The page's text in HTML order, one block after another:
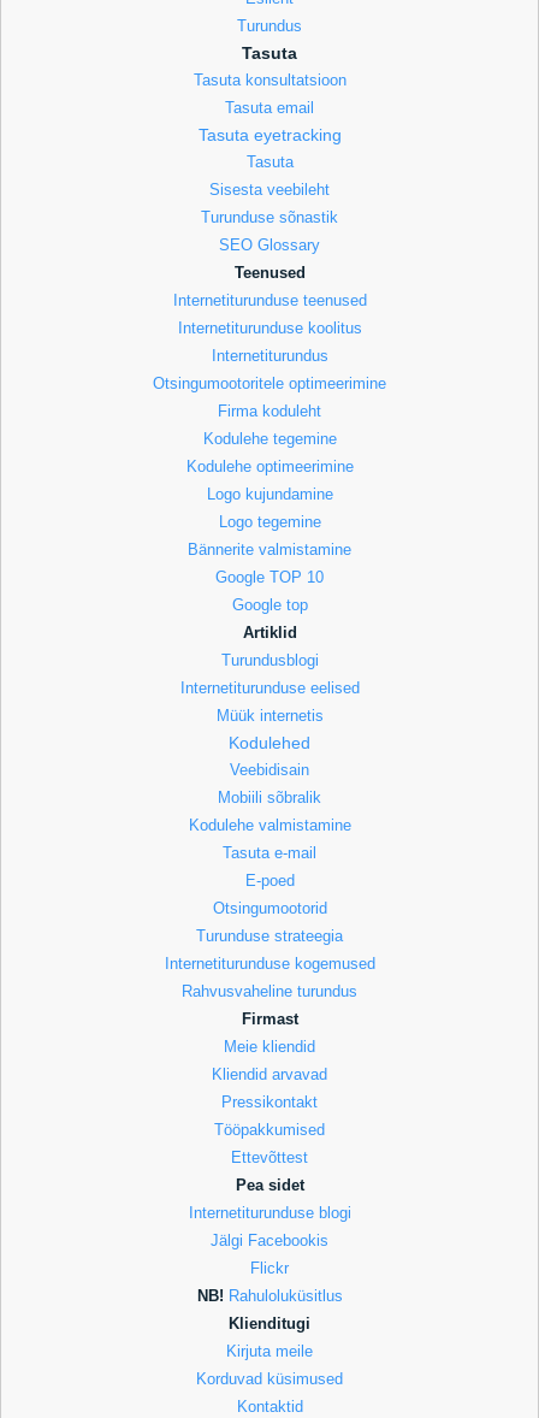
Turundus
Tasuta
Tasuta konsultatsioon
Tasuta email
Tasuta eyetracking
Tasuta
Sisesta veebileht
Turunduse sõnastik
SEO Glossary
Teenused
Internetiturunduse teenused
Internetiturunduse koolitus
Internetiturundus
Otsingumootoritele optimeerimine
Firma koduleht
Kodulehe tegemine
Kodulehe optimeerimine
Logo kujundamine
Logo tegemine
Bännerite valmistamine
Google TOP 10
Google top
Artiklid
Turundusblogi
Internetiturunduse eelised
Müük internetis
Kodulehed
Veebidisain
Mobiili sõbralik
Kodulehe valmistamine
Tasuta e-mail
E-poed
Otsingumootorid
Turunduse strateegia
Internetiturunduse kogemused
Rahvusvaheline turundus
Firmast
Meie kliendid
Kliendid arvavad
Pressikontakt
Tööpakkumised
Ettevõttest
Pea sidet
Internetiturunduse blogi
Jälgi Facebookis
Flickr
NB! Rahuloluküsitlus
Klienditugi
Kirjuta meile
Korduvad küsimused
Kontaktid